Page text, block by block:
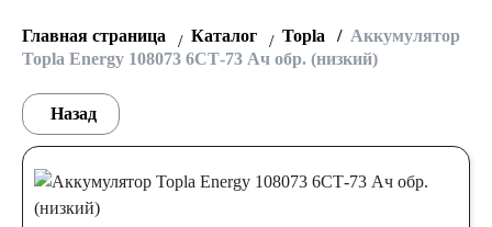
Главная страница Каталог Topla
Аккумулятор
Topla Energy 108073 6СТ-73 Ач обр. (низкий)
Назад